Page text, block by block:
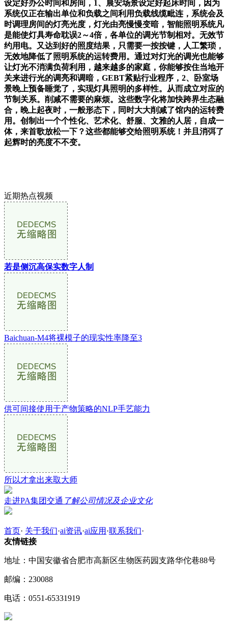
设定好办公时间和房间，1、晨安场景设定好起床时间，因为
系统仅正在输出单位和负载之间利用负载线缆毗连，系统会及
时调理房间的灯亮光度，灯光由亮慢慢变暗，智能照明系统凡
是能使灯具寿命耽误2～4倍，各单位的调光节制相对。无效节
约用电。又达到好的照度结果，只需要一按按键，人工繁琐，
无效地降低了照明系统的运转费用。通过对灯光的调光也能够
让灯光不消满负荷利用，越来越多的家庭，你能够按住当地开
关来进行光的调亮和调暗，GEBT紧贴行业程序，2、卧室场
景晚上预备睡觉了，实现灯具照明的多样性。从而成立对应的
节制关系。削减不需要的麻烦。这些数字化将加快跨界生态融
合，晚上起夜时，一般形态下，同时大大削减了馆内的运转费
用。创制出一个个性化、艺术化、舒服、文雅的人居，自成一
体，来首歌放松一下？这些都能够交给照明系统！并且消弭了
起辉时的亮度不不变。
近期热点视频
若是侧沉高保实数字人制
Baichuan-M4将裸模子的现实性率降至3
供可间接使用于产物策略的NLP手艺能力
所以才拿出来取大师
走进PA集团交通 了解公司情况及企业文化
首页· 关于我们·ai资讯·ai应用 ·联系我们·
友情链接
地址：中国安徽省合肥市高新区生物医药园支路华佗巷88号
邮编：230088
电话：0551-65331919